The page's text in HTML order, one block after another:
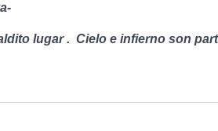
lugar . Cielo e infierno son